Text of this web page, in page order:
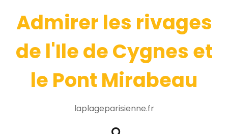
Admirer les rivages
de l'Ile de Cygnes et
le Pont Mirabeau
laplageparisienne.fr